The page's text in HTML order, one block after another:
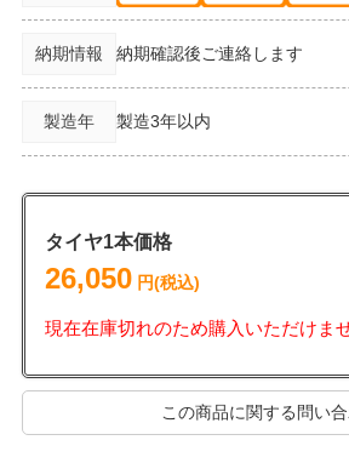
納期情報 納期確認後ご連絡します
製造年 製造3年以内
タイヤ1本価格
26,050円(税込)
現在在庫切れのため購入いただけま
この商品に関する問い